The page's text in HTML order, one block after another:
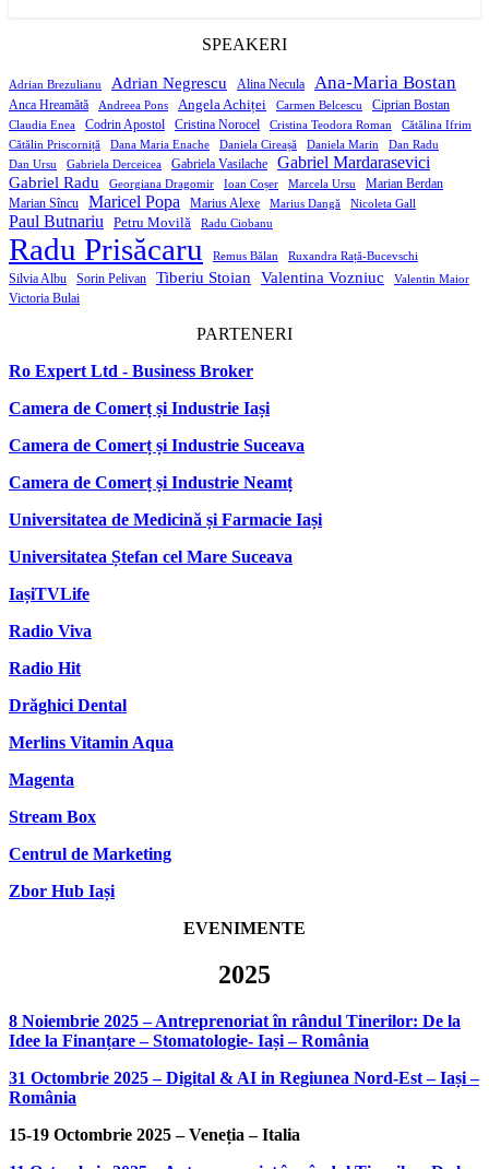
SPEAKERI
Adrian Brezulianu Adrian Negrescu Alina Necula Ana-Maria Bostan
Anca Hreamătă Andreea Pons Angela Achiței Carmen Belcescu Ciprian Bostan
Claudia Enea Codrin Apostol Cristina Norocel Cristina Teodora Roman
Cătălina Ifrim
Cătălin Priscorniță
Dana Maria Enache Daniela Cireașă Daniela Marin
Dan Radu
Dan Ursu
Gabriela Derceicea Gabriela Vasilache Gabriel Mardarasevici
Gabriel Radu Georgiana Dragomir Ioan Coșer Marcela Ursu
Marian Berdan
Marian Sîncu
Maricel Popa Marius Alexe Marius Dangă Nicoleta Gall
Paul Butnariu Petru Movilă Radu Ciobanu
Radu Prisăcaru Remus Bălan Ruxandra Rață-Bucevschi
Silvia Albu Sorin Pelivan Tiberiu Stoian Valentina Vozniuc Valentin Maior
Victoria Bulai
PARTENERI
Ro Expert Ltd - Business Broker
Camera de Comerț și Industrie Iași
Camera de Comerț și Industrie Suceava
Camera de Comerț și Industrie Neamț
Universitatea de Medicină și Farmacie Iași
Universitatea Ștefan cel Mare Suceava
IașiTVLife
Radio Viva
Radio Hit
Drăghici Dental
Merlins Vitamin Aqua
Magenta
Stream Box
Centrul de Marketing
Zbor Hub Iași
EVENIMENTE
2025
8 Noiembrie 2025 – Antreprenoriat în rândul Tinerilor: De la
Idee la Finanțare – Stomatologie- Iași – România
31 Octombrie 2025 – Digital & AI in Regiunea Nord-Est – Iași –
România
15-19 Octombrie 2025 – Veneția – Italia